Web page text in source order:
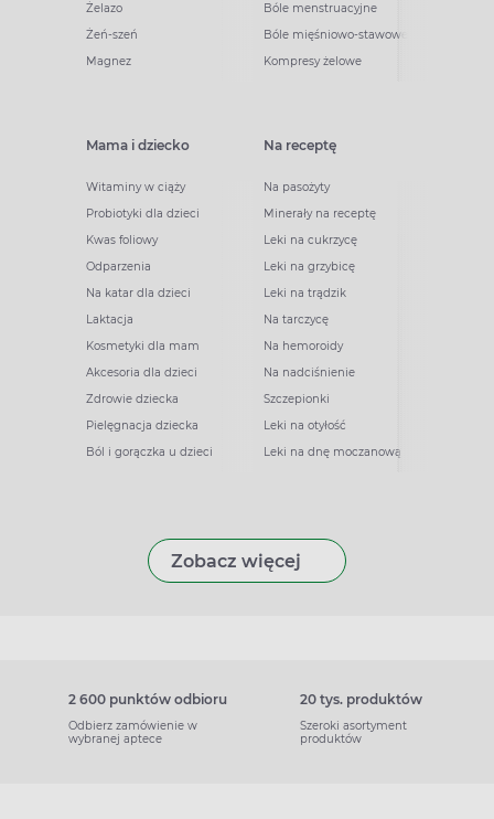
Żelazo
Żeń-szeń
Magnez
Bóle menstruacyjne
Bóle mięśniowo-stawowe
Kompresy żelowe
Mama i dziecko
Witaminy w ciąży
Probiotyki dla dzieci
Kwas foliowy
Odparzenia
Na katar dla dzieci
Laktacja
Kosmetyki dla mam
Akcesoria dla dzieci
Zdrowie dziecka
Pielęgnacja dziecka
Ból i gorączka u dzieci
Na receptę
Na pasożyty
Minerały na receptę
Leki na cukrzycę
Leki na grzybicę
Leki na trądzik
Na tarczycę
Na hemoroidy
Na nadciśnienie
Szczepionki
Leki na otyłość
Leki na dnę moczanową
Zobacz więcej
2 600 punktów odbioru
Odbierz zamówienie w
wybranej aptece
20 tys. produktów
Szeroki asortyment
produktów